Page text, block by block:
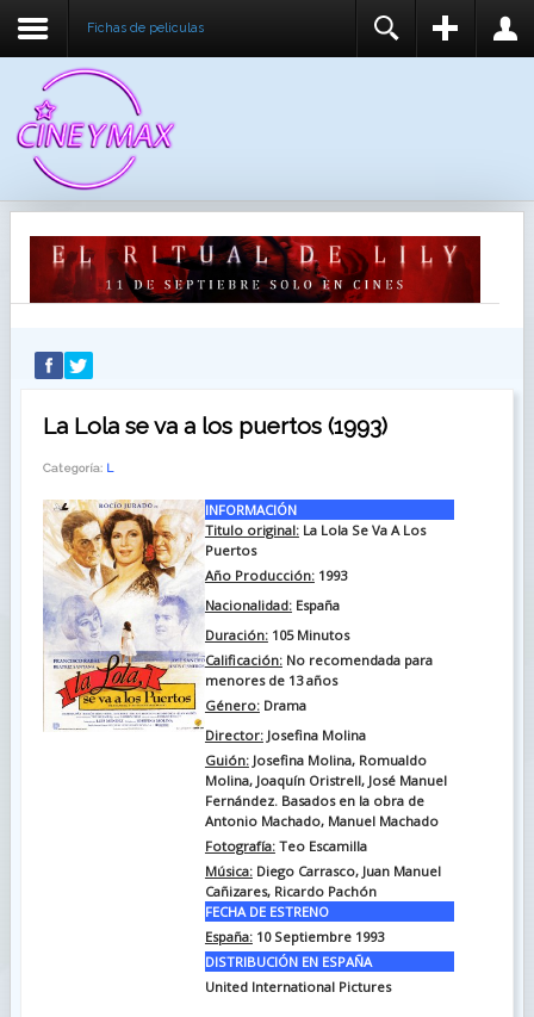
Fichas de peliculas
RECUÉRDEME
IDENTIFICARSE
REGISTER
La Lola se va a los puertos (1993)
Categoría: L
INFORMACIÓN
Titulo original:La Lola Se Va A Los
Puertos
Año Producción:1993
Nacionalidad:España
Duración:105 Minutos
Calificación:No recomendada para
menores de 13 años
Género:Drama
Director:Josefina Molina
Guión:Josefina Molina, Romualdo
Molina, Joaquín Oristrell, José Manuel
Fernández. Basados en la obra de
Antonio Machado, Manuel Machado
Fotografía:Teo Escamilla
Música:Diego Carrasco, Juan Manuel
Cañizares, Ricardo Pachón
FECHA DE ESTRENO
España:10 Septiembre 1993
DISTRIBUCIÓN EN ESPAÑA
United International Pictures